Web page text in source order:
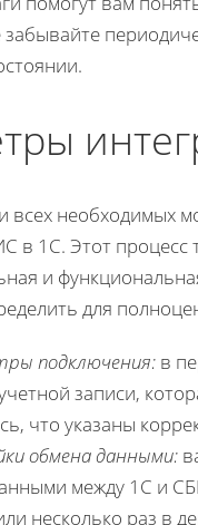
всех необходимых
в 1С. Этот процесс
и
для
подключения: в
записи,
что указаны
обмена данными:
между 1С и
несколько раз в